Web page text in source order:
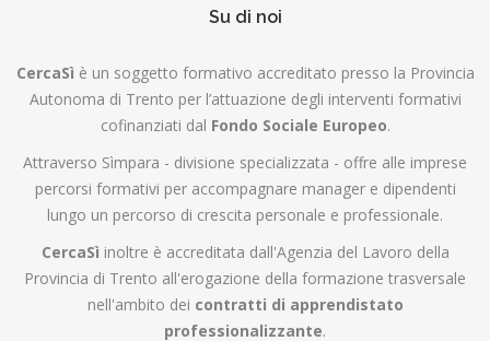
Su di noi
CercaSì è un soggetto formativo accreditato presso la Provincia
Autonoma di Trento per l’attuazione degli interventi formativi
cofinanziati dal Fondo Sociale Europeo.
Attraverso Sìmpara - divisione specializzata - offre alle imprese
percorsi formativi per accompagnare manager e dipendenti
lungo un percorso di crescita personale e professionale.
CercaSì inoltre è accreditata dall'Agenzia del Lavoro della
Provincia di Trento all'erogazione della formazione trasversale
nell'ambito dei contratti di apprendistato
professionalizzante.